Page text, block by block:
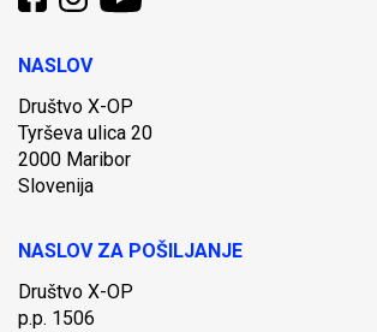
NASLOV
Društvo X-OP
Tyrševa ulica 20
2000 Maribor
Slovenija
NASLOV ZA POŠILJANJE
Društvo X-OP
p.p. 1506